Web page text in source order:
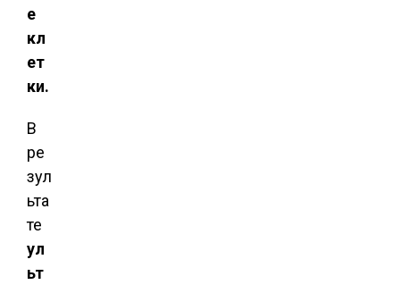
е
кл
ет
ки.
В
ре
зул
ьта
те
ул
ьт